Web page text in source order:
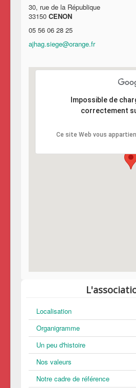
30, rue de la République
33150 CENON
05 56 06 28 25
ajhag.siege@orange.fr
Impossible de
correctement
Ce site Web vous
Localisation
Organigramme
Un peu d'histoire
Nos valeurs
Notre cadre de référence